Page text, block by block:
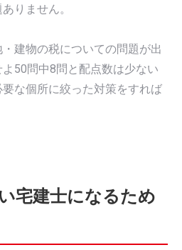
りません。
建物の税についての問題が出
50問中8問と配点数は少ない
な個所に絞った対策をすれば
宅建士になるため